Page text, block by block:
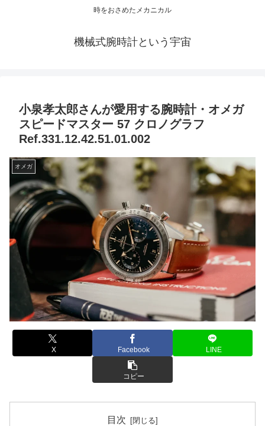
時をおさめたメカニカル
機械式腕時計という宇宙
小泉孝太郎さんが愛用する腕時計・オメガ
スピードマスター 57 クロノグラフ
Ref.331.12.42.51.01.002
オメガ
X Facebook LINE
コピー
目次